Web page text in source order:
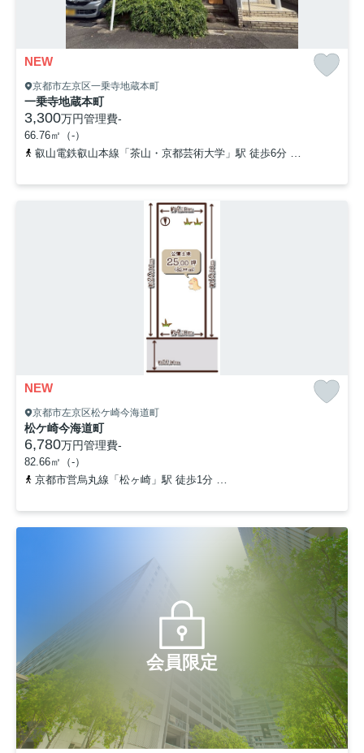
NEW
京都市左京区一乗寺地蔵本町
一乗寺地蔵本町
3,300万円管理費-
66.76㎡（-）
叡山電鉄叡山本線「茶山・京都芸術大学」駅 徒歩6分
NEW
京都市左京区松ケ崎今海道町
松ケ崎今海道町
6,780万円管理費-
82.66㎡（-）
京都市営烏丸線「松ヶ崎」駅 徒歩1分
会員限定